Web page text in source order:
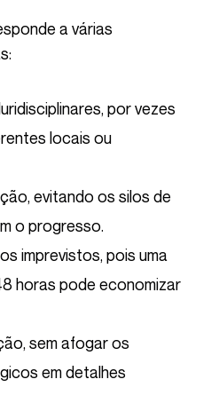
por vezes
locais ou
evitando os silos de
o progresso.
imprevistos, pois uma
horas pode economizar
sem afogar os
em detalhes